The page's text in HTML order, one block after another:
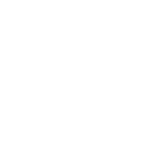
作品